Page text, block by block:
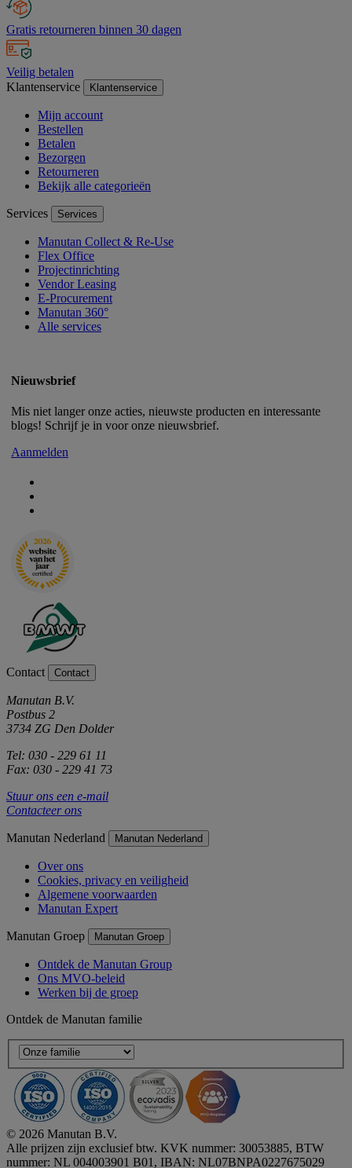
Gratis retourneren binnen 30 dagen
Veilig betalen
Klantenservice
Klantenservice
Mijn account
Bestellen
Betalen
Bezorgen
Retourneren
Bekijk alle categorieën
Services Services
Manutan Collect & Re-Use
Flex Office
Projectinrichting
Vendor Leasing
E-Procurement
Manutan 360°
Alle services
Nieuwsbrief
Mis niet langer onze acties, nieuwste producten en interessante
blogs! Schrijf je in voor onze nieuwsbrief.
Aanmelden
Contact Contact
Manutan B.V.
Postbus 2
3734 ZG Den Dolder
Tel: 030 - 229 61 11
Fax: 030 - 229 41 73
Stuur ons een e-mail
Contacteer ons
Manutan Nederland Manutan Nederland
Over ons
Cookies, privacy en veiligheid
Algemene voorwaarden
Manutan Expert
Manutan Groep Manutan Groep
Ontdek de Manutan Group
Ons MVO-beleid
Werken bij de groep
Ontdek de Manutan familie
© 2026 Manutan B.V.
Alle prijzen zijn exclusief btw. KVK nummer: 30053885, BTW
nummer: NL 004003901 B01, IBAN: NL07BNPA0227675029